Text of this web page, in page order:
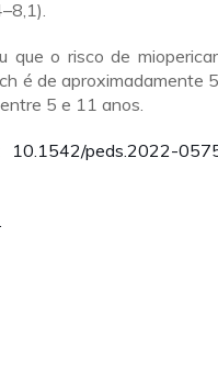
que o risco de
é de aproximadamente
5 e 11 anos.
peds.2022-